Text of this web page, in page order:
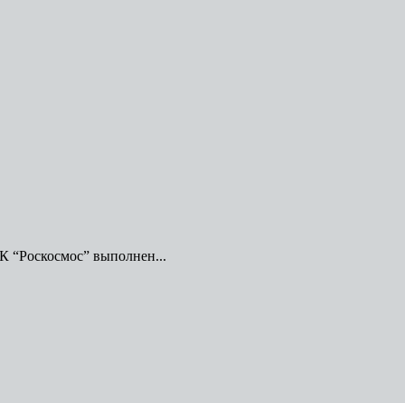
“Роскосмос” выполнен...